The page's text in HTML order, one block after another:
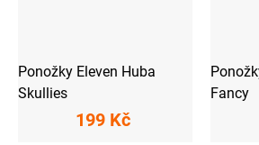
Ponožky Eleven Huba
Skullies
199 Kč
Fancy